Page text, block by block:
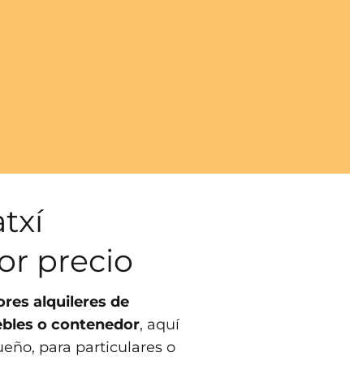
precio
alquileres de
o contenedor, aquí
para particulares o